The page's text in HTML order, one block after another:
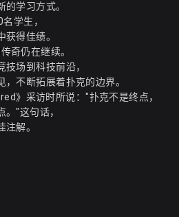
学习方式。
学生，
得佳绩。
奇仍在继续。
场到科技前沿，
不断拓展着扑克的边界。
》采访时所说："扑克不是终点，
"这句话，
解。